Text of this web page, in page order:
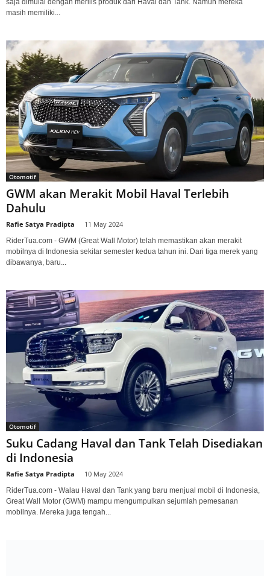
saja dimulai dengan merilis produk dari Haval dan Tank. Namun mereka
masih memiliki...
Otomotif
GWM akan Merakit Mobil Haval Terlebih
Dahulu
Rafie Satya Pradipta 11 May 2024
RiderTua.com - GWM (Great Wall Motor) telah memastikan akan merakit
mobilnya di Indonesia sekitar semester kedua tahun ini. Dari tiga merek yang
dibawanya, baru...
Otomotif
Suku Cadang Haval dan Tank Telah Disediakan
di Indonesia
Rafie Satya Pradipta 10 May 2024
RiderTua.com - Walau Haval dan Tank yang baru menjual mobil di Indonesia,
Great Wall Motor (GWM) mampu mengumpulkan sejumlah pemesanan
mobilnya. Mereka juga tengah...